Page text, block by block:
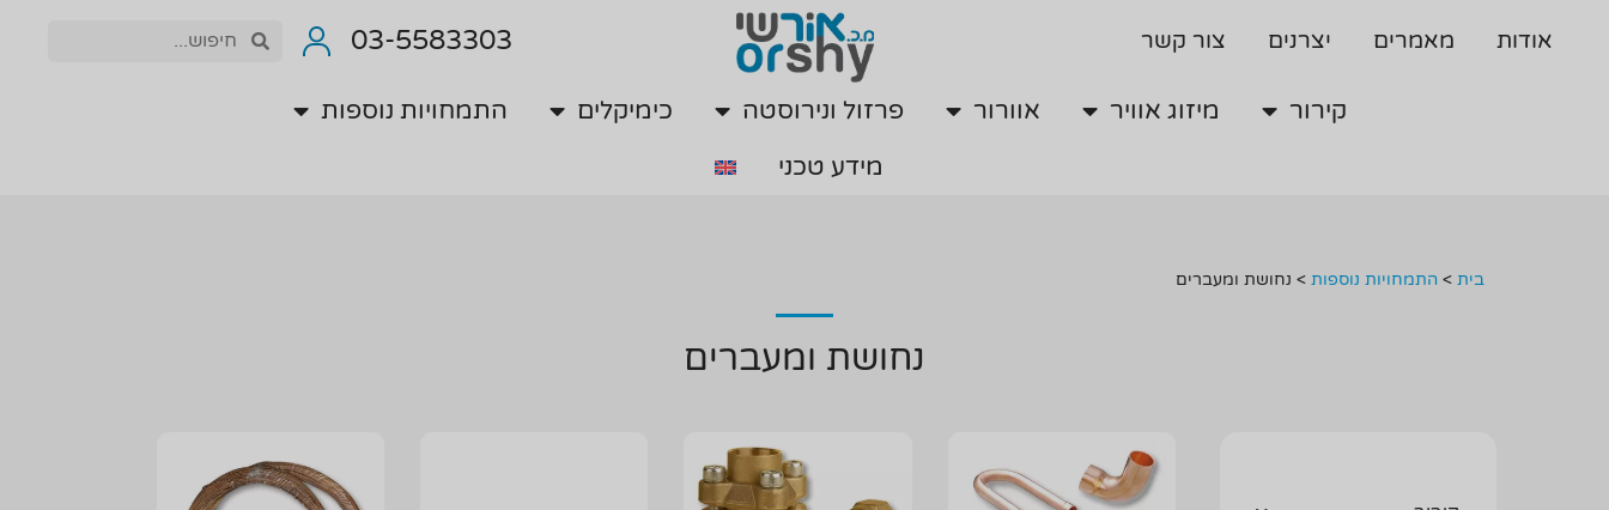
אודות מאמרים יצרנים צור קשר 03-5583303
קירור מיזוג אוויר אוורור פרזול ונירוסטה כימיקלים
התמחויות נוספות
מידע טכני
קירור מיזוג אוויר פרזול ונירוסטה
התמחויות נוספות
מידע טכני
בית >התמחויות נוספות > נחושת ומעברים
נחושת ומעברים